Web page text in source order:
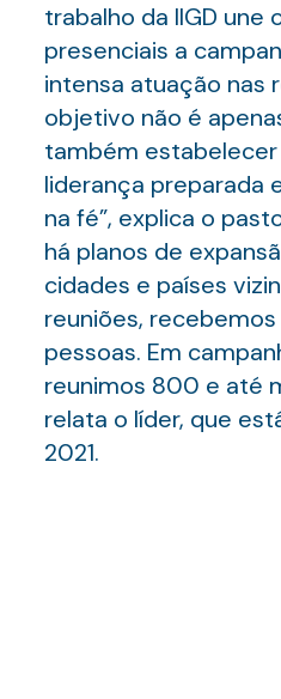
trabalho da IIGD une
presenciais a
intensa atuação nas
objetivo não é
também
liderança preparada
na fé”, explica o
há planos de
cidades e países
reuniões,
pessoas. Em
reunimos 800 e até
relata o líder, que
2021.